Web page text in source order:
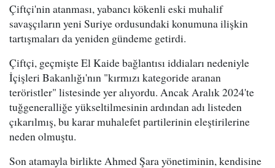
Çiftçi'nin atanması, yabancı kökenli eski muhalif
savaşçıların yeni Suriye ordusundaki konumuna ilişkin
tartışmaları da yeniden gündeme getirdi.
Çiftçi, geçmişte El Kaide bağlantısı iddiaları nedeniyle
İçişleri Bakanlığı'nın "kırmızı kategoride aranan
teröristler" listesinde yer alıyordu. Ancak Aralık 2024'te
tuğgeneralliğe yükseltilmesinin ardından adı listeden
çıkarılmış, bu karar muhalefet partilerinin eleştirilerine
neden olmuştu.
Son atamayla birlikte Ahmed Şara yönetiminin, kendisine